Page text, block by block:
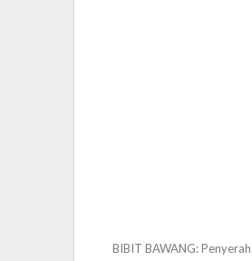
BIBIT BAWANG: